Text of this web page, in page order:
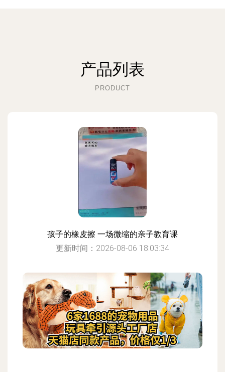
产品列表
PRODUCT
孩子的橡皮擦 一场微缩的亲子教育课
更新时间：2026-08-06 18:03:34